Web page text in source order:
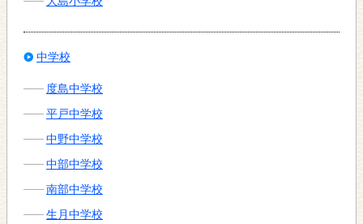
中学校
度島中学校
平戸中学校
中野中学校
中部中学校
南部中学校
生月中学校